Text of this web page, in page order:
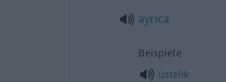
ayrıca
Beispiele
üstelik